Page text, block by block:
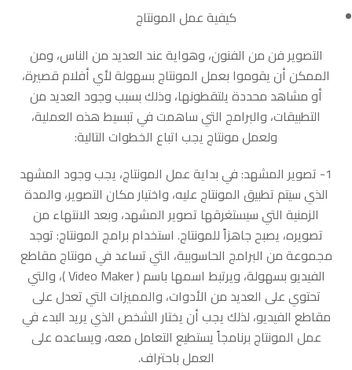
كيفية عمل المونتاج
التصوير فن من الفنون، وهواية عند العديد من الناس، ومن
الممكن أن يقوموا بعمل المونتاج بسهولة لأي أفلام قصيرة،
أو مشاهد محددة يلتقطونها، وذلك بسبب وجود العديد من
التطبيقات، والبرامج التي ساهمت في تبسيط هذه العملية،
ولعمل مونتاج يجب اتباع الخطوات التالية:
1- تصوير المشهد: في بداية عمل المونتاج، يجب وجود المشهد
الذي سيتم تطبيق المونتاج عليه، واختيار مكان التصوير، والمدة
الزمنية التي سيستغرقها تصوير المشهد، وبعد الانتهاء من
تصويره، يصبح جاهزاً للمونتاج. استخدام برامج المونتاج: توجد
مجموعة من البرامج الحاسوبية، التي تساعد في مونتاج مقاطع
الفيديو بسهولة، ويرتبط اسمها باسم ( Video Maker )، والتي
تحتوي على العديد من الأدوات، والمميزات التي تعدل على
مقاطع الفيديو، لذلك يجب أن يختار الشخص الذي يريد البدء في
عمل المونتاج برنامجاً يستطيع التعامل معه، ويساعده على
العمل باحتراف.